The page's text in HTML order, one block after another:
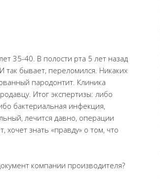
35-40. В полости рта 5 лет назад
так бывает, переломился. Никаких
пародонтит. Клиника
Итог экспертизы: либо
бактериальная инфекция,
лечится давно, операции
хочет знать «правду» о том, что
компании производителя?